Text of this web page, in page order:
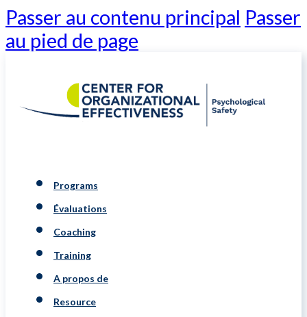
Passer au contenu principal Passer
au pied de page
Programs
Évaluations
Coaching
Training
A propos de
Resource